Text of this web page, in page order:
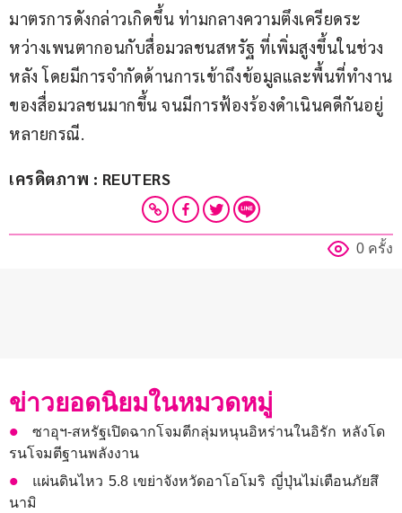
มาตรการดังกล่าวเกิดขึ้น ท่ามกลางความตึงเครียดระ
หว่างเพนตากอนกับสื่อมวลชนสหรัฐ ที่เพิ่มสูงขึ้นในช่วง
หลัง โดยมีการจำกัดด้านการเข้าถึงข้อมูลและพื้นที่ทำงาน
ของสื่อมวลชนมากขึ้น จนมีการฟ้องร้องดำเนินคดีกันอยู่
หลายกรณี.
เครดิตภาพ : REUTERS
0 ครั้ง
ข่าวยอดนิยมในหมวดหมู่
ซาอุฯ-สหรัฐเปิดฉากโจมตีกลุ่มหนุนอิหร่านในอิรัก หลังโด
รนโจมตีฐานพลังงาน
แผ่นดินไหว 5.8 เขย่าจังหวัดอาโอโมริ ญี่ปุ่นไม่เตือนภัยสึ
นามิ